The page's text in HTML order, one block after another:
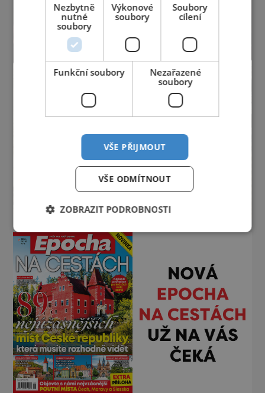
Nezbytně
nutné
soubory
Výkonové
soubory
Soubory
cílení
Funkční soubory
Nezařazené
soubory
VŠE PŘIJMOUT
VŠE ODMÍTNOUT
ZOBRAZIT PODROBNOSTI